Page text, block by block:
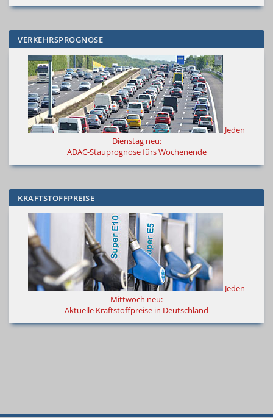
VERKEHRSPROGNOSE
Jeden
Dienstag neu:
ADAC-Stauprognose fürs Wochenende
KRAFTSTOFFPREISE
Jeden
Mittwoch neu:
Aktuelle Kraftstoffpreise in Deutschland